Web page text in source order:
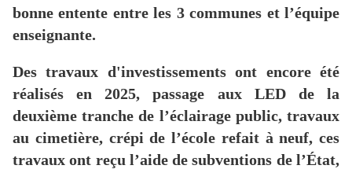
bonne entente entre les 3 communes et l’équipe
enseignante.
Des travaux d'investissements ont encore été
réalisés en 2025, passage aux LED de la
deuxième tranche de l’éclairage public, travaux
au cimetière, crépi de l’école refait à neuf, ces
travaux ont reçu l’aide de subventions de l’État,